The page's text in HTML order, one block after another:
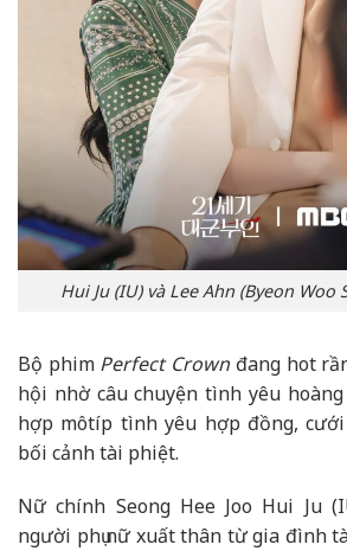
Hui Ju (IU) và Lee Ahn (Byeon Woo
Bộ phim Perfect Crownđang hot
hội nhờ câu chuyện tình yêu
hợp môtíp tình yêu hợp đồng,
bối cảnh tài phiệt.
Nữ chính Seong Hee Joo Hui Ju
người phụ nữ xuất thân từ gia đình